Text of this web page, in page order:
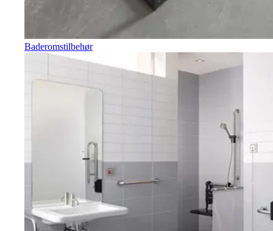
Baderomstilbehør